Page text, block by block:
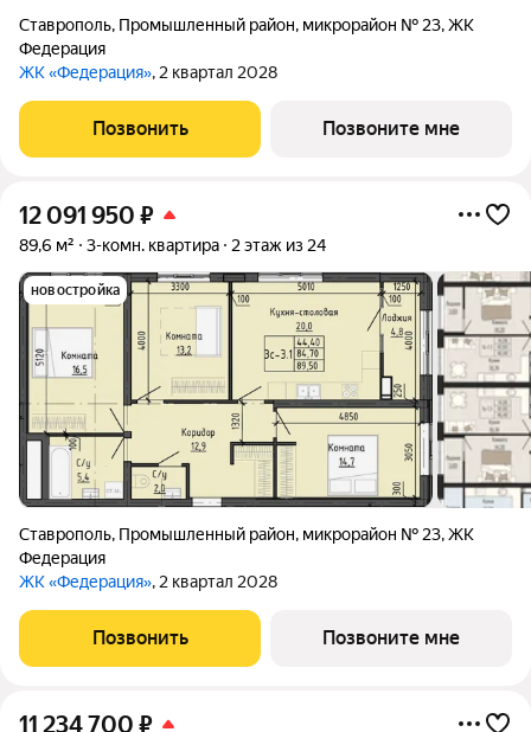
Ставрополь, Промышленный район, микрорайон № 23,ЖК
Федерация
ЖК «Федерация», 2 квартал 2028
Позвонить Позвоните мне
12 091 950 ₽
89,6 м² 3-комн. квартира 2 этаж из 24
новостройка
Ставрополь, Промышленный район, микрорайон № 23,ЖК
Федерация
ЖК «Федерация», 2 квартал 2028
Позвонить Позвоните мне
11 234 700 ₽